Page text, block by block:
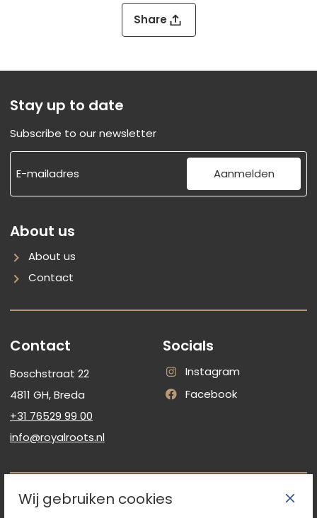
Facebook
Facebook
Copy link
Share
About us
About us
Contact
Contact
Boschstraat 22
4811 GH,Breda
+31 76529 99 00
info@royalroots.nl
Stay up to date
Subscribe to our newsletter
Aanmelden
Socials
RoyalRoots
Op
Instagram
RoyalRoots
Facebook
Wij gebruiken cookies